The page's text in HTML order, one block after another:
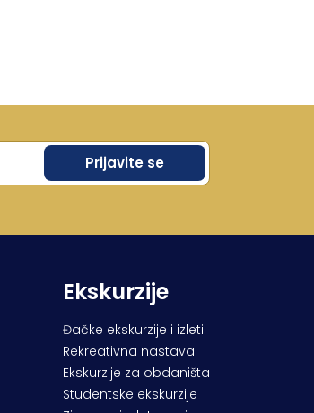
Ekskurzije
Đačke ekskurzije i izleti
Rekreativna nastava
Ekskurzije za obdaništa
Studentske ekskurzije